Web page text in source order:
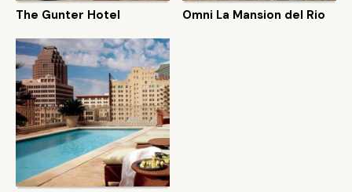
The Gunter Hotel Omni La Mansion del Rio